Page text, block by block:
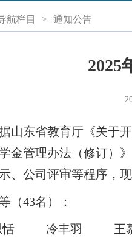
航栏目 > 通知公告
2025
东省教育厅《关于开
金管理办法（修订）
、公司评审等程序，
43名）：
冷丰羽 王